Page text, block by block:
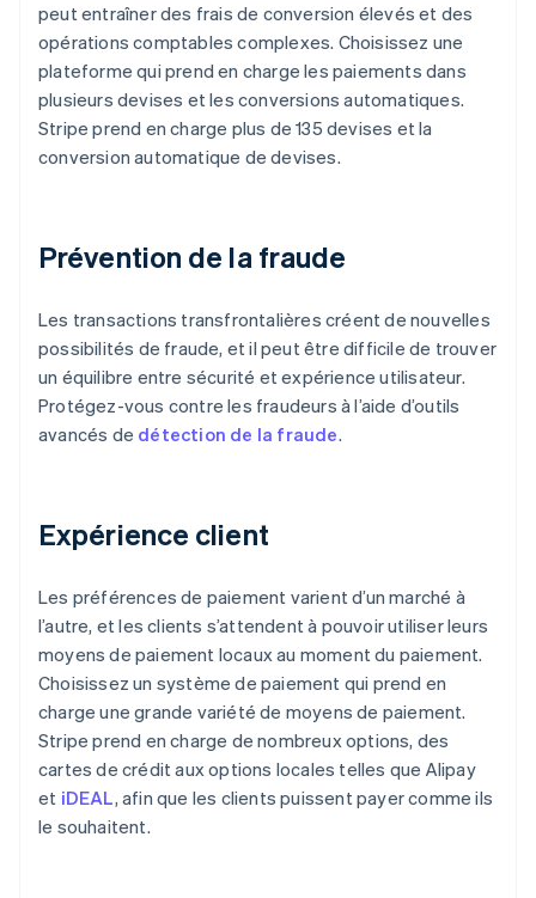
peut entraîner des frais de conversion élevés et des
opérations comptables complexes. Choisissez une
plateforme qui prend en charge les paiements dans
plusieurs devises et les conversions automatiques.
Stripe prend en charge plus de 135 devises et la
conversion automatique de devises.
Prévention de la fraude
Les transactions transfrontalières créent de nouvelles
possibilités de fraude, et il peut être difficile de trouver
un équilibre entre sécurité et expérience utilisateur.
Protégez-vous contre les fraudeurs à l’aide d’outils
avancés de détection de la fraude.
Expérience client
Les préférences de paiement varient d’un marché à
l’autre, et les clients s’attendent à pouvoir utiliser leurs
moyens de paiement locaux au moment du paiement.
Choisissez un système de paiement qui prend en
charge une grande variété de moyens de paiement.
Stripe prend en charge de nombreux options, des
cartes de crédit aux options locales telles que Alipay
et iDEAL, afin que les clients puissent payer comme ils
le souhaitent.